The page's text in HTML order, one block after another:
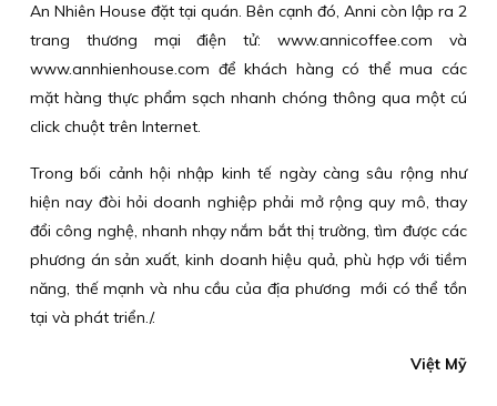
An Nhiên House đặt tại quán. Bên cạnh đó, Anni còn lập ra 2
trang thương mại điện tử: www.annicoffee.com và
www.annhienhouse.com để khách hàng có thể mua các
mặt hàng thực phẩm sạch nhanh chóng thông qua một cú
click chuột trên Internet.
Trong bối cảnh hội nhập kinh tế ngày càng sâu rộng như
hiện nay đòi hỏi doanh nghiệp phải mở rộng quy mô, thay
đổi công nghệ, nhanh nhạy nắm bắt thị trường, tìm được các
phương án sản xuất, kinh doanh hiệu quả, phù hợp với tiềm
năng, thế mạnh và nhu cầu của địa phương mới có thể tồn
tại và phát triển./.
Việt Mỹ